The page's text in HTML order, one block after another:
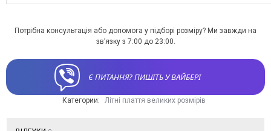
Потрібна консультація або допомога у підборі розміру? Ми завжди на
зв’язку з 7:00 до 23:00.
Є ПИТАННЯ? ПИШІТЬ У ВАЙБЕРІ
Категории: Літні плаття великих розмірів